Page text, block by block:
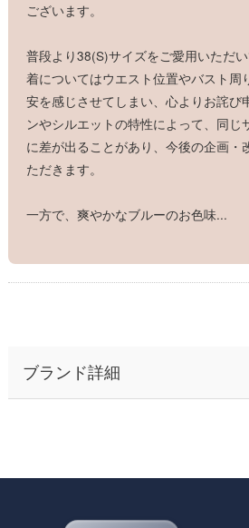
ございます。
普段より38(S)サイズをご愛用いただ
着についてはウエスト位置やバスト周
安を感じさせてしまい、心よりお詫び
ンやシルエットの特性によって、同じ
に差が出ることがあり、今後の企画・
ただきます。
一方で、爽やかなブルーのお色味...
ブランド詳細